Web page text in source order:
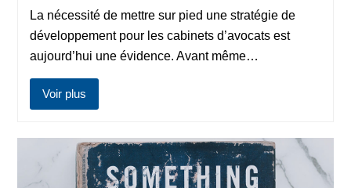
La nécessité de mettre sur pied une stratégie de
développement pour les cabinets d’avocats est
aujourd’hui une évidence. Avant même…
Voir plus